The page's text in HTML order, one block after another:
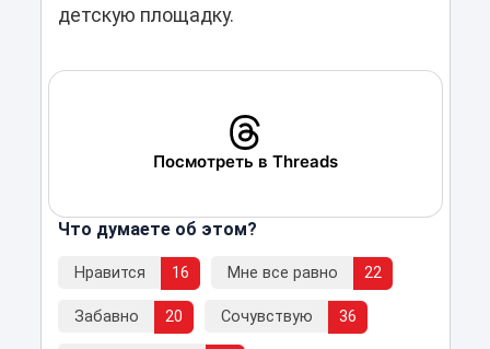
детскую площадку.
Посмотреть в Threads
Что думаете об этом?
Нравится 16 Мне все равно 22
Забавно 20 Сочувствую 36